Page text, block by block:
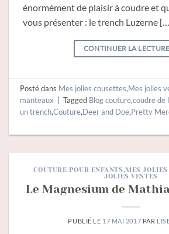
énormément de plaisir à coudre et
vous présenter : le trench Luzerne
CONTINUER LA LECTURE
Posté dans Mes jolies cousettes,Mes jolies
manteaux
Tagged Blog couture,coudre de
un trench,Couture,Deer and Doe,Pretty
COUTURE POUR ENFANTS,MES JOLIES
JOLIES VESTES
Le Magnesium de
PUBLIÉ LE 17 MAI 2017 PAR